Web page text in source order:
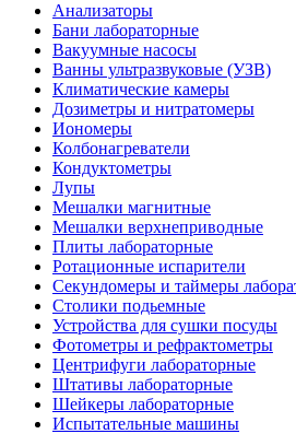
Анализаторы
Бани лабораторные
Вакуумные насосы
Ванны ультразвуковые (УЗВ)
Климатические камеры
Дозиметры и нитратомеры
Иономеры
Колбонагреватели
Кондуктометры
Лупы
Мешалки магнитные
Мешалки верхнеприводные
Плиты лабораторные
Ротационные испарители
Секундомеры и таймеры
Столики подьемные
Устройства для сушки посуды
Фотометры и рефрактометры
Центрифуги лабораторные
Штативы лабораторные
Шейкеры лабораторные
Испытательные машины